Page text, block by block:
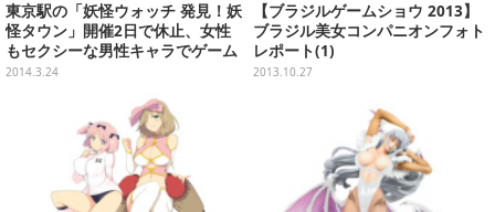
東京駅の「妖怪ウォッチ 発見！妖
怪タウン」開催2日で休止、女性
もセクシーな男性キャラでゲーム
したい！女性ライターの「異議申
ーレム天国だと思ったらヤンデレ
地獄だった。』、など…先週のま
とめ(3/17～3/23)
2014.3.24
【ブラジルゲームショウ 2013】
ブラジル美女コンパニオンフォト
レポート(1)
2013.10.27